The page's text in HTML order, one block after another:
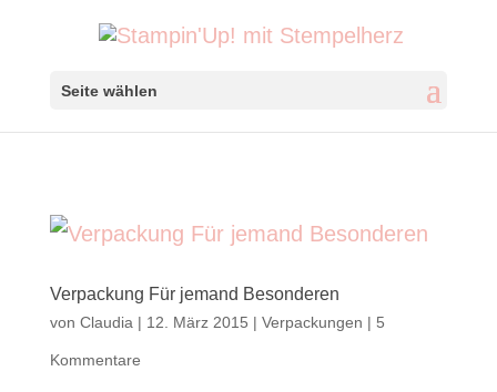
Seite wählen
Verpackung Für jemand Besonderen
von Claudia | 12. März 2015 | Verpackungen | 5
Kommentare